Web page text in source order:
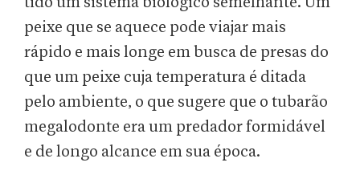
peixe que se aquece pode viajar mais
rápido e mais longe em busca de presas do
que um peixe cuja temperatura é ditada
pelo ambiente, o que sugere que o tubarão
megalodonte era um predador formidável
e de longo alcance em sua época.